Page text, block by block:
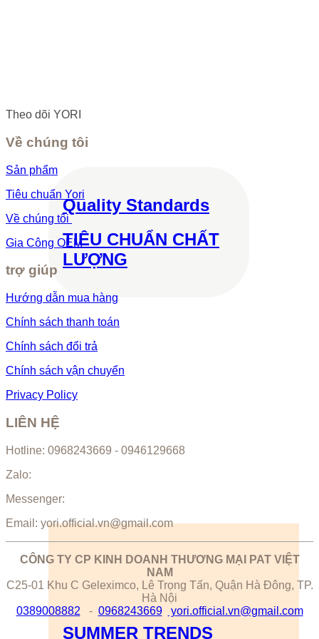
Quality Standards
TIÊU CHUẨN CHẤT
LƯỢNG
SUMMER TRENDS
Theo dõi YORI
Về chúng tôi
Sản phẩm
Tiêu chuẩn Yori
Về chúng tôi
Gia Công OEM
trợ giúp
Hướng dẫn mua hàng
Chính sách thanh toán
Chính sách đổi trả
Chính sách vận chuyển
Privacy Policy
LIÊN HỆ
Hotline: 0968243669 - 0946129668
Zalo:
Messenger:
Email: yori.official.vn@gmail.com
CÔNG TY CP KINH DOANH THƯƠNG MẠI PAT VIỆT
NAM
C25-01 Khu C Geleximco, Lê Trọng Tấn, Quận Hà Đông, TP.
Hà Nội
0389008882 - 0968243669 yori.official.vn@gmail.com